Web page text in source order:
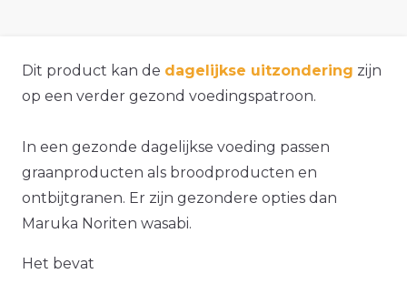
Dit product kan de dagelijkse uitzondering zijn
op een verder gezond voedingspatroon.
In een gezonde dagelijkse voeding passen
graanproducten als broodproducten en
ontbijtgranen. Er zijn gezondere opties dan
Maruka Noriten wasabi.
Het bevat